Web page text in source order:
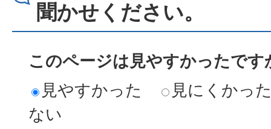
聞かせください。
このページは見やすかったです
見やすかった
見にくかっ
ない